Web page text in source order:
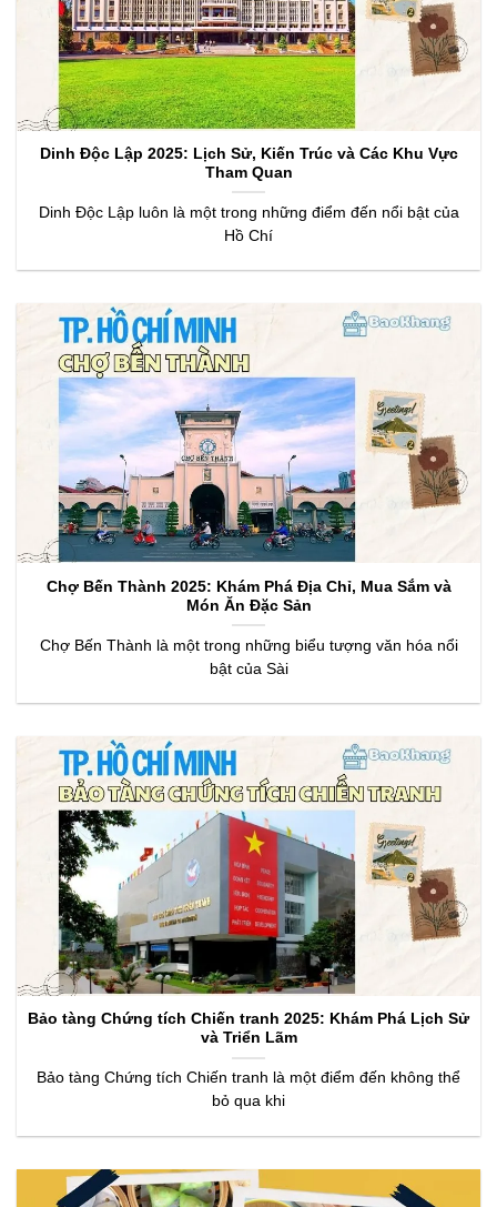
Dinh Độc Lập 2025: Lịch Sử, Kiến Trúc và Các Khu Vực
Tham Quan
Dinh Độc Lập luôn là một trong những điểm đến nổi bật của
Hồ Chí
Chợ Bến Thành 2025: Khám Phá Địa Chỉ, Mua Sắm và
Món Ăn Đặc Sản
Chợ Bến Thành là một trong những biểu tượng văn hóa nổi
bật của Sài
Bảo tàng Chứng tích Chiến tranh 2025: Khám Phá Lịch Sử
và Triển Lãm
Bảo tàng Chứng tích Chiến tranh là một điểm đến không thể
bỏ qua khi